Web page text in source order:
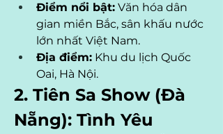
Điểm nổi bật: Văn hóa dân
gian miền Bắc, sân khấu nước
lớn nhất Việt Nam.
Địa điểm: Khu du lịch Quốc
Oai, Hà Nội.
2. Tiên Sa Show (Đà
Nẵng): Tình Yêu